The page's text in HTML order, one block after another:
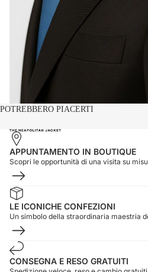
POTREBBERO PIACERTI
APPUNTAMENTO IN BOUTIQUE
Scopri le opportunità di una visita su
LE ICONICHE CONFEZIONI
Un simbolo della straordinaria maestria
CONSEGNA E RESO GRATUITI